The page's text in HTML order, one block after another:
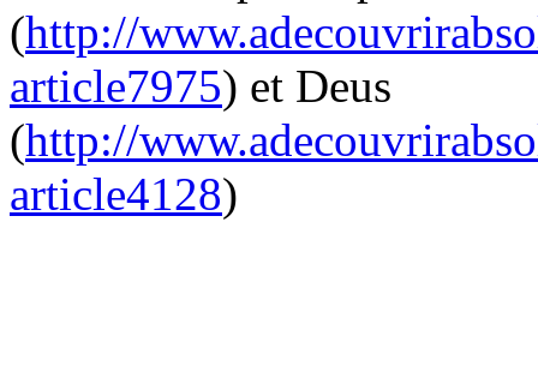
(http://
article7975) et Deus
(http://
article4128)